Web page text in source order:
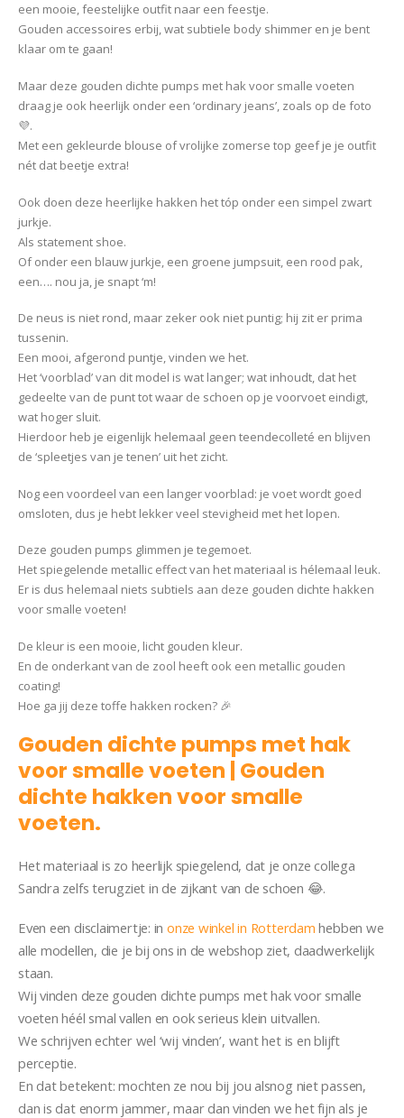
een mooie, feestelijke outfit naar een feestje.
Gouden accessoires erbij, wat subtiele body shimmer en je bent
klaar om te gaan!
Maar deze gouden dichte pumps met hak voor smalle voeten
draag je ook heerlijk onder een ‘ordinary jeans’, zoals op de foto
💜.
Met een gekleurde blouse of vrolijke zomerse top geef je je outfit
nét dat beetje extra!
Ook doen deze heerlijke hakken het tóp onder een simpel zwart
jurkje.
Als statement shoe.
Of onder een blauw jurkje, een groene jumpsuit, een rood pak,
een…. nou ja, je snapt ‘m!
De neus is niet rond, maar zeker ook niet puntig; hij zit er prima
tussenin.
Een mooi, afgerond puntje, vinden we het.
Het ‘voorblad’ van dit model is wat langer; wat inhoudt, dat het
gedeelte van de punt tot waar de schoen op je voorvoet eindigt,
wat hoger sluit.
Hierdoor heb je eigenlijk helemaal geen teendecolleté en blijven
de ‘spleetjes van je tenen’ uit het zicht.
Nog een voordeel van een langer voorblad: je voet wordt goed
omsloten, dus je hebt lekker veel stevigheid met het lopen.
Deze gouden pumps glimmen je tegemoet.
Het spiegelende metallic effect van het materiaal is hélemaal leuk.
Er is dus helemaal niets subtiels aan deze gouden dichte hakken
voor smalle voeten!
De kleur is een mooie, licht gouden kleur.
En de onderkant van de zool heeft ook een metallic gouden
coating!
Hoe ga jij deze toffe hakken rocken? 🎉
Gouden dichte pumps met hak
voor smalle voeten | Gouden
dichte hakken voor smalle
voeten.
Het materiaal is zo heerlijk spiegelend, dat je onze collega
Sandra zelfs terugziet in de zijkant van de schoen 😂.
Even een disclaimertje: in onze winkel in Rotterdam hebben we
alle modellen, die je bij ons in de webshop ziet, daadwerkelijk
staan.
Wij vinden deze gouden dichte pumps met hak voor smalle
voeten héél smal vallen en ook serieus klein uitvallen.
We schrijven echter wel ‘wij vinden’, want het is en blijft
perceptie.
En dat betekent: mochten ze nou bij jou alsnog niet passen,
dan is dat enorm jammer, maar dan vinden we het fijn als je